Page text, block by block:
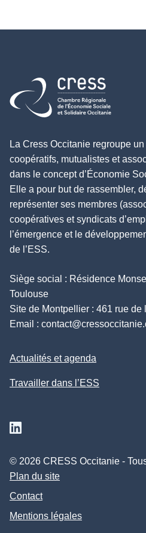
Retour à l'accueil
La Cress Occitanie regroupe
coopératifs, mutualistes et
dans le concept d’Économie
Elle a pour but de rassembler,
représenter ses membres
coopératives et syndicats
l’émergence et le
de l’ESS.
Siège social : Résidence
Toulouse
Site de Montpellier : 461 rue de
Email :
Actualités et agenda
Travailler dans l’ESS
© 2026 CRESS Occitanie -
Plan du site
Contact
Mentions légales